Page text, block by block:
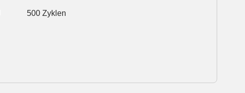
500 Zyklen